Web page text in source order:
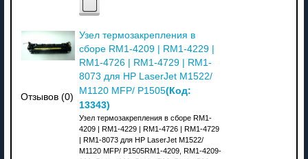
Отзывов (0)
Узел термозакрепления в
сборе RM1-4209 | RM1-4229 |
RM1-4726 | RM1-4729 | RM1-
8073 для HP LaserJet M1522/
M1120 MFP/ P1505(Код:
13343)
Узел термозакрепления в сборе RM1-
4209 | RM1-4229 | RM1-4726 | RM1-4729
| RM1-8073 для HP LaserJet M1522/
M1120 MFP/ P1505RM1-4209, RM1-4209-